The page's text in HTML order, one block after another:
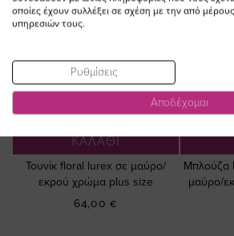
ΚΑΛΑΘΙ
Τουνίκ floral lurex σε μαύρο/
εκρού χρώμα plus size
64,00 €
Μπλούζα
μαύρο/
οποίες έχουν συλλέξει σε σχέση με την από
υπηρεσιών τους.
Ρυθμίσεις
Αποδέχομαι